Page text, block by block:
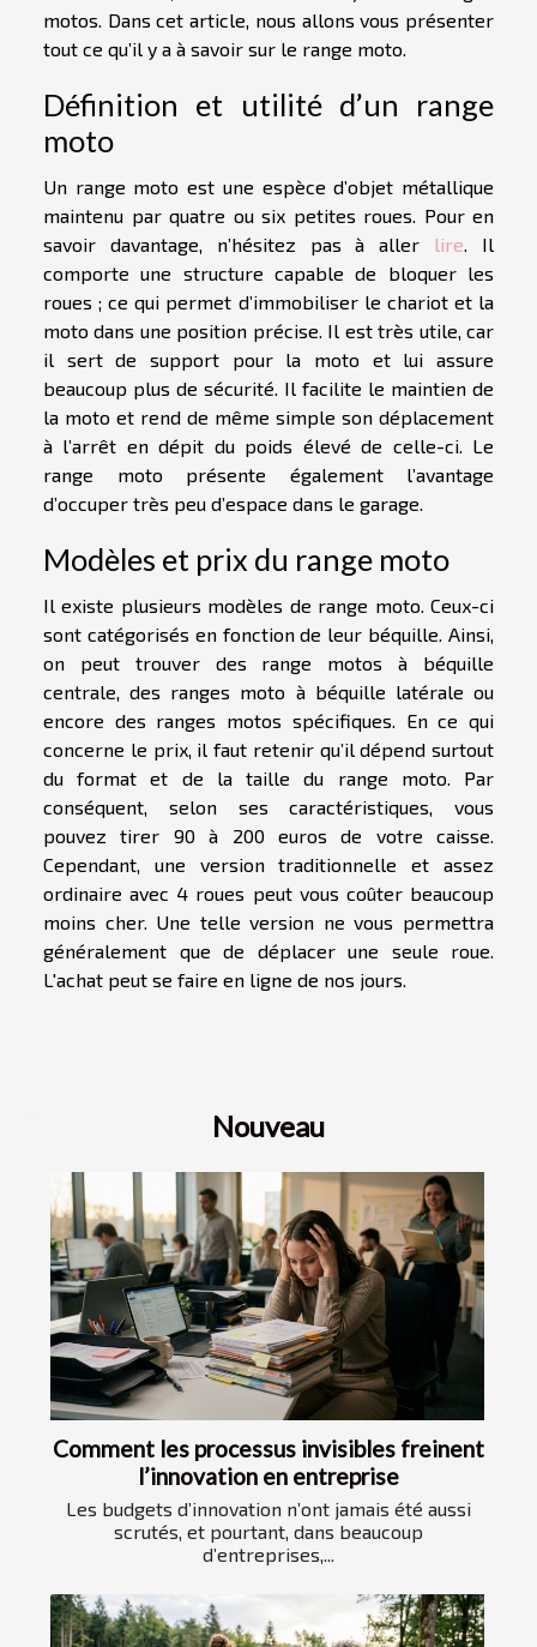
motos. Dans cet article, nous allons vous présenter
tout ce qu’il y a à savoir sur le range moto.
Définition et utilité d’un range
moto
Un range moto est une espèce d’objet métallique
maintenu par quatre ou six petites roues. Pour en
savoir davantage, n’hésitez pas à aller lire. Il
comporte une structure capable de bloquer les
roues ; ce qui permet d’immobiliser le chariot et la
moto dans une position précise. Il est très utile, car
il sert de support pour la moto et lui assure
beaucoup plus de sécurité. Il facilite le maintien de
la moto et rend de même simple son déplacement
à l’arrêt en dépit du poids élevé de celle-ci. Le
range moto présente également l’avantage
d’occuper très peu d’espace dans le garage.
Modèles et prix du range moto
Il existe plusieurs modèles de range moto. Ceux-ci
sont catégorisés en fonction de leur béquille. Ainsi,
on peut trouver des range motos à béquille
centrale, des ranges moto à béquille latérale ou
encore des ranges motos spécifiques. En ce qui
concerne le prix, il faut retenir qu’il dépend surtout
du format et de la taille du range moto. Par
conséquent, selon ses caractéristiques, vous
pouvez tirer 90 à 200 euros de votre caisse.
Cependant, une version traditionnelle et assez
ordinaire avec 4 roues peut vous coûter beaucoup
moins cher. Une telle version ne vous permettra
généralement que de déplacer une seule roue.
L'achat peut se faire en ligne de nos jours.
Nouveau
Comment les processus invisibles freinent
l’innovation en entreprise
Les budgets d’innovation n’ont jamais été aussi
scrutés, et pourtant, dans beaucoup
d’entreprises,...